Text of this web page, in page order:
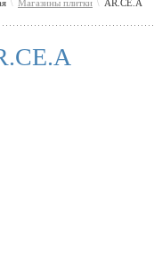
\ Магазины плитки \ AR.CE.A